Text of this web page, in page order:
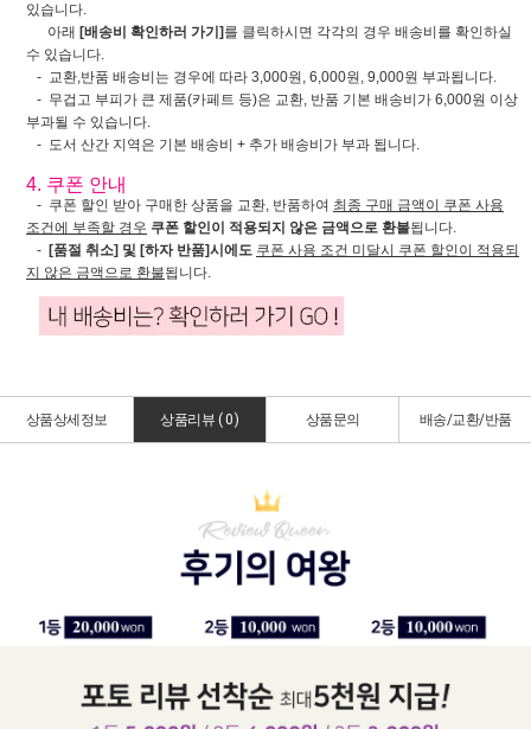
있습니다.
아래 [배송비 확인하러 가기] 를 클릭하시면 각각의 경우 배송비를 확인하실
수 있습니다.
- 교환,반품 배송비는 경우에 따라 3,000원, 6,000원, 9,000원 부과됩니다.
- 무겁고 부피가 큰 제품(카페트 등)은 교환, 반품 기본 배송비가 6,000원 이상
부과될 수 있습니다.
- 도서 산간 지역은 기본 배송비 + 추가 배송비가 부과 됩니다.
4. 쿠폰 안내
- 쿠폰 할인 받아 구매한 상품을 교환, 반품하여 최종 구매 금액이 쿠폰 사용
조건에 부족할 경우 쿠폰 할인이 적용되지 않은 금액으로 환불됩니다.
- [품절 취소] 및 [하자 반품]시에도 쿠폰 사용 조건 미달시 쿠폰 할인이 적용되
지 않은 금액으로 환불됩니다.
상품상세정보 상품리뷰 ( 0) 상품문의 배송/교환/반품